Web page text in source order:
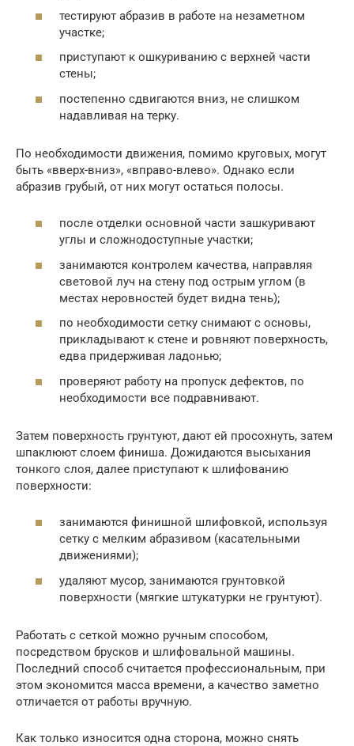
тестируют абразив в работе на незаметном
участке;
приступают к ошкуриванию с верхней части
стены;
постепенно сдвигаются вниз, не слишком
надавливая на терку.
По необходимости движения, помимо круговых, могут
быть «вверх-вниз», «вправо-влево». Однако если
абразив грубый, от них могут остаться полосы.
после отделки основной части зашкуривают
углы и сложнодоступные участки;
занимаются контролем качества, направляя
световой луч на стену под острым углом (в
местах неровностей будет видна тень);
по необходимости сетку снимают с основы,
прикладывают к стене и ровняют поверхность,
едва придерживая ладонью;
проверяют работу на пропуск дефектов, по
необходимости все подравнивают.
Затем поверхность грунтуют, дают ей просохнуть, затем
шпаклюют слоем финиша. Дожидаются высыхания
тонкого слоя, далее приступают к шлифованию
поверхности:
занимаются финишной шлифовкой, используя
сетку с мелким абразивом (касательными
движениями);
удаляют мусор, занимаются грунтовкой
поверхности (мягкие штукатурки не грунтуют).
Работать с сеткой можно ручным способом,
посредством брусков и шлифовальной машины.
Последний способ считается профессиональным, при
этом экономится масса времени, а качество заметно
отличается от работы вручную.
Как только износится одна сторона, можно снять